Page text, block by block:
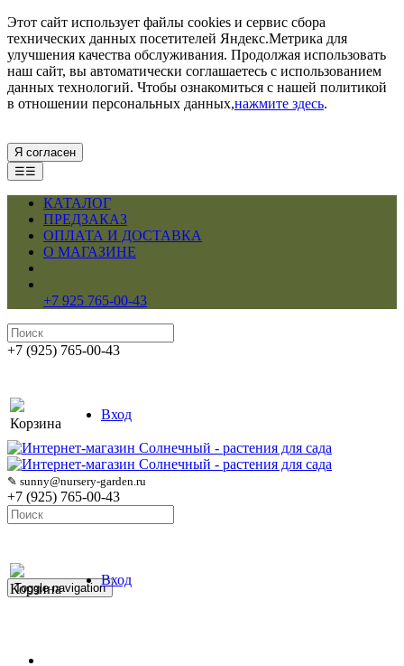
Этот сайт использует файлы cookies и сервис сбора
технических данных посетителей Яндекс.Метрика для
улучшения качества обслуживания. Продолжая использовать
наш сайт, вы автоматически соглашаетесь с использованием
данных технологий. Чтобы ознакомиться с нашей политикой
в отношении персональных данных,нажмите здесь.
Я согласен
☰☰
КАТАЛОГ
ПРЕДЗАКАЗ
ОПЛАТА И ДОСТАВКА
О МАГАЗИНЕ
+7 925 765-00-43
+7 (925) 765-00-43
Корзина
Вход
✎ sunny@nursery-garden.ru
+7 (925) 765-00-43
Корзина
Вход
Toggle navigation